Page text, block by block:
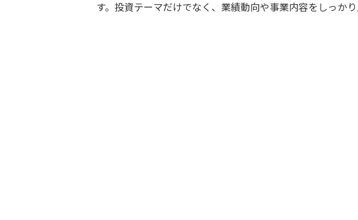
す。投資テーマだけでなく、業績動向や事業内容をしっか